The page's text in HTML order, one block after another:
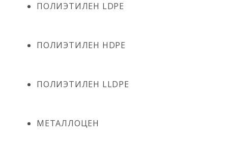
ПОЛИЭТИЛЕН LDPE
ПОЛИЭТИЛЕН HDPE
ПОЛИЭТИЛЕН LLDPE
МЕТАЛЛОЦЕН